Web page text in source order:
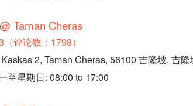
Taman Cheras
评论数：1798）
2, Taman Cheras, 56100 吉隆坡, 吉
至星期日: 08:00 to 17:00